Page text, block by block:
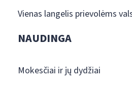
Vienas langelis prievolėms
NAUDINGA
Mokesčiai ir jų dydžiai